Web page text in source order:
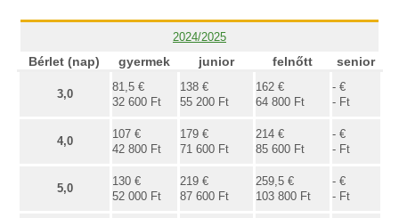
2024/2025
Bérlet (nap) gyermek junior felnőtt senior
3,0
81,5 €
32 600 Ft
138 €
55 200 Ft
162 €
64 800 Ft
- €
- Ft
4,0
107 €
42 800 Ft
179 €
71 600 Ft
214 €
85 600 Ft
- €
- Ft
5,0
130 €
52 000 Ft
219 €
87 600 Ft
259,5 €
103 800 Ft
- €
- Ft